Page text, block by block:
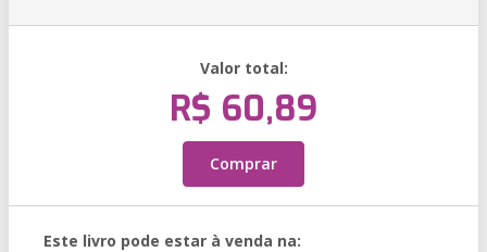
Valor total:
R$ 60,89
Comprar
Este livro pode estar à venda na: